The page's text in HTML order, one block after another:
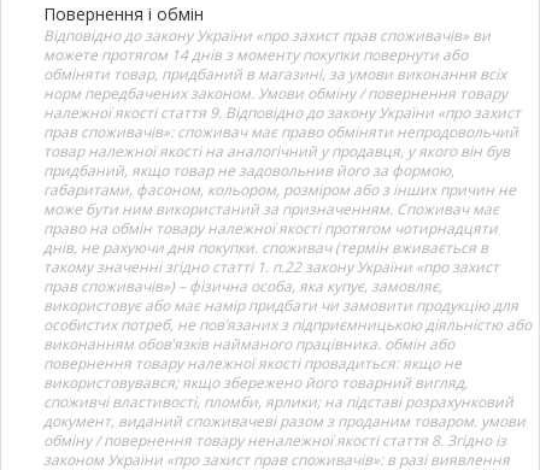
Повернення і обмін
Відповідно до закону України «про захист прав споживачів» ви
можете протягом 14 днів з моменту покупки повернути або
обміняти товар, придбаний в магазині, за умови виконання всіх
норм передбачених законом. Умови обміну / повернення товару
належної якості стаття 9. Відповідно до закону України «про захист
прав споживачів»: споживач має право обміняти непродовольчий
товар належної якості на аналогічний у продавця, у якого він був
придбаний, якщо товар не задовольнив його за формою,
габаритами, фасоном, кольором, розміром або з інших причин не
може бути ним використаний за призначенням. Споживач має
право на обмін товару належної якості протягом чотирнадцяти
днів, не рахуючи дня покупки. споживач (термін вживається в
такому значенні згідно статті 1. п.22 закону України «про захист
прав споживачів») – фізична особа, яка купує, замовляє,
використовує або має намір придбати чи замовити продукцію для
особистих потреб, не пов’язаних з підприємницькою діяльністю або
виконанням обов’язків найманого працівника. обмін або
повернення товару належної якості провадиться: якщо не
використовувався; якщо збережено його товарний вигляд,
споживчі властивості, пломби, ярлики; на підставі розрахунковий
документ, виданий споживачеві разом з проданим товаром. умови
обміну / повернення товару неналежної якості стаття 8. Згідно із
законом України «про захист прав споживачів»: в разі виявлення